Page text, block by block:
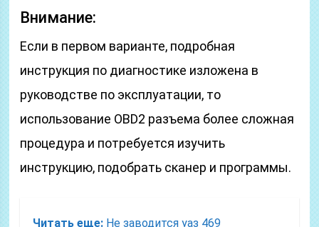
Внимание:
Если в первом варианте, подробная
инструкция по диагностике изложена в
руководстве по эксплуатации, то
использование OBD2 разъема более сложная
процедура и потребуется изучить
инструкцию, подобрать сканер и программы.
Читать еще: Не заводится уаз 469